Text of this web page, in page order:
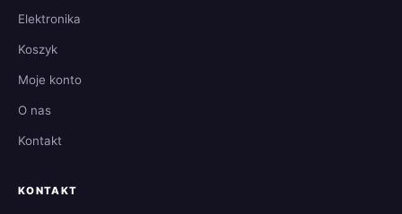
Elektronika
Koszyk
Moje konto
O nas
Kontakt
KONTAKT